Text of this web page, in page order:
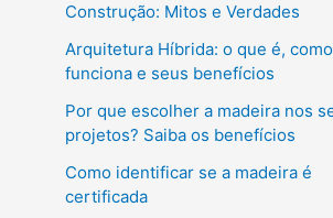
Construção: Mitos e Verdades
Arquitetura Híbrida: o que é, como
funciona e seus benefícios
Por que escolher a madeira nos
projetos? Saiba os benefícios
Como identificar se a madeira é
certificada